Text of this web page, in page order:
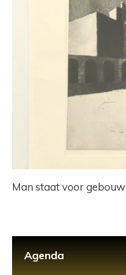
Man staat voor gebouw
Agenda